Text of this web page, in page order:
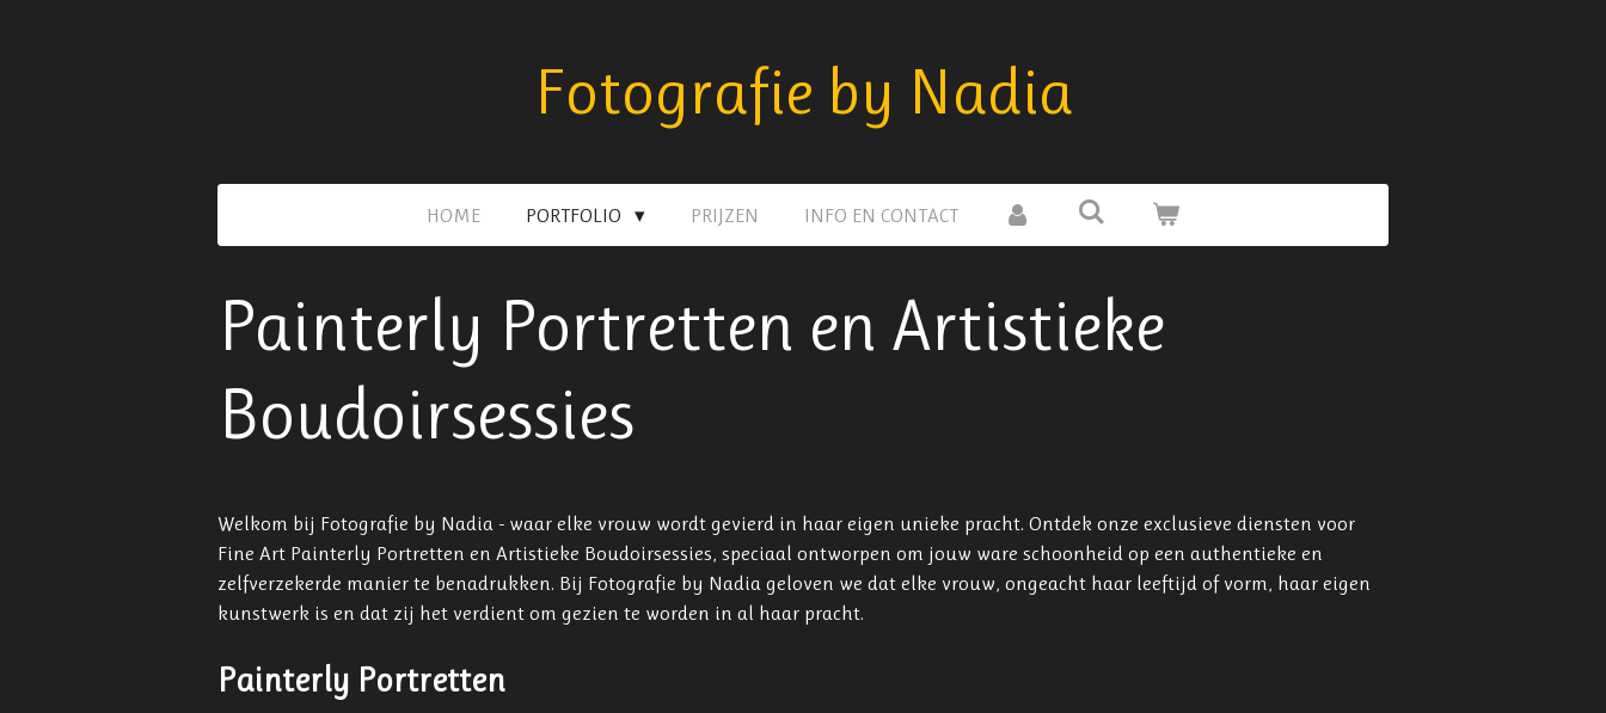
Fotografie by Nadia
HOME PORTFOLIO PRIJZEN INFO EN CONTACT
Painterly Portretten en Artistieke
Boudoirsessies
Welkom bij Fotografie by Nadia - waar elke vrouw wordt gevierd in haar eigen unieke pracht. Ontdek onze exclusieve diensten voor
Fine Art Painterly Portretten en Artistieke Boudoirsessies, speciaal ontworpen om jouw ware schoonheid op een authentieke en
zelfverzekerde manier te benadrukken. Bij Fotografie by Nadia geloven we dat elke vrouw, ongeacht haar leeftijd of vorm, haar eigen
kunstwerk is en dat zij het verdient om gezien te worden in al haar pracht.
Painterly Portretten